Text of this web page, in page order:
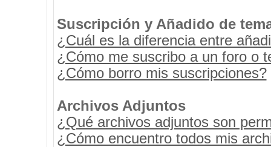
Suscripción y Añadido de
¿Cuál es la diferencia entre
¿Cómo me suscribo a un foro o
¿Cómo borro mis suscripciones?
Archivos Adjuntos
¿Qué archivos adjuntos son
¿Cómo encuentro todos mis